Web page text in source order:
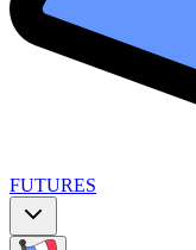
FUTURES